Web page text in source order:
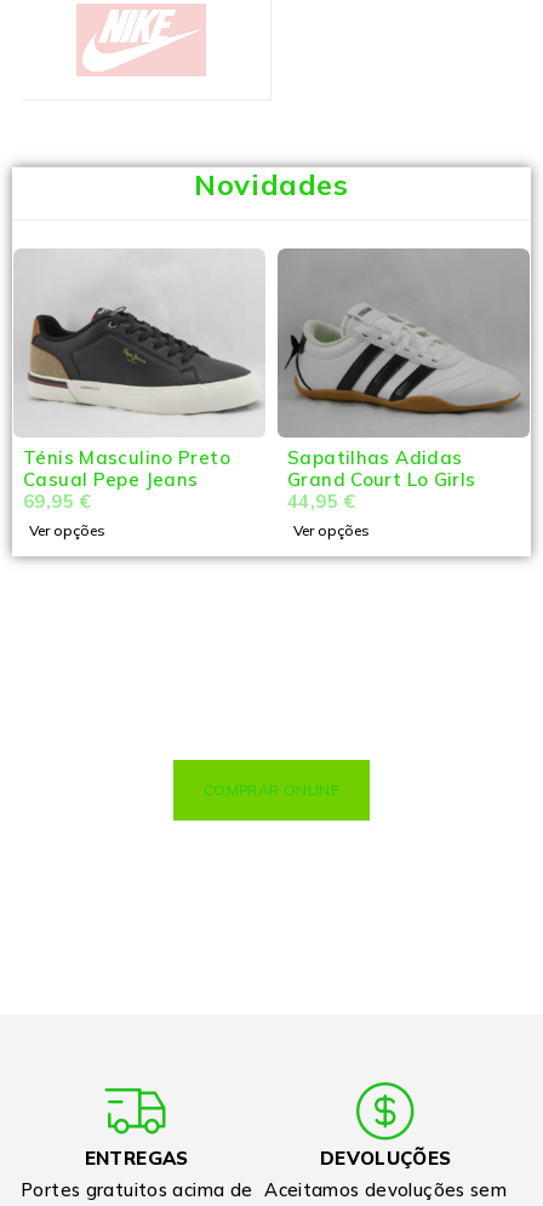
Novidades
Ténis Masculino Preto
Casual Pepe Jeans
69,95 €
Ver opções
Sapatilhas Adidas
Grand Court Lo Girls
44,95 €
Ver opções
COMPRAR ONLINE
ENTREGAS
Portes gratuitos acima de
DEVOLUÇÕES
Aceitamos devoluções sem